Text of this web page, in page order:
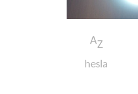
hesla